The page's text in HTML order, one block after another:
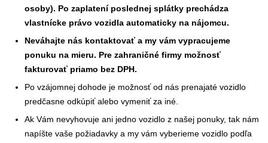
osoby). Po zaplatení poslednej splátky prechádza
vlastnícke právo vozidla automaticky na nájomcu.
Neváhajte nás kontaktovať a my vám vypracujeme
ponuku na mieru. Pre zahraničné firmy možnosť
fakturovať priamo bez DPH.
Po vzájomnej dohode je možnosť od nás prenajaté vozidlo
predčasne odkúpiť alebo vymeniť za iné.
Ak Vám nevyhovuje ani jedno vozidlo z našej ponuky, tak nám
napíšte vaše požiadavky a my vám vyberieme vozidlo podľa